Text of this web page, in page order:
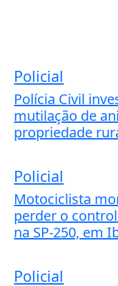
Policial
Polícia Civil
mutilação de
propriedade
Policial
Motociclista
perder o
na SP-250, em
Policial